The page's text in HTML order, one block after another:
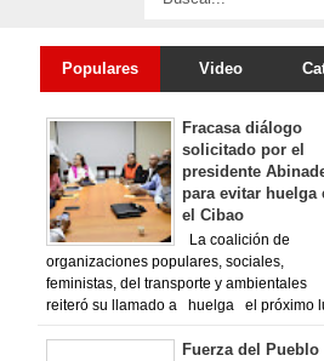
Populares Video
Fracasa diálogo
solicitado por el
presidente
para evitar huelga
el Cibao
La coalición de
organizaciones populares, sociales,
feministas, del transporte y ambientales
reiteró su llamado a huelga el próximo
Fuerza del Pueblo